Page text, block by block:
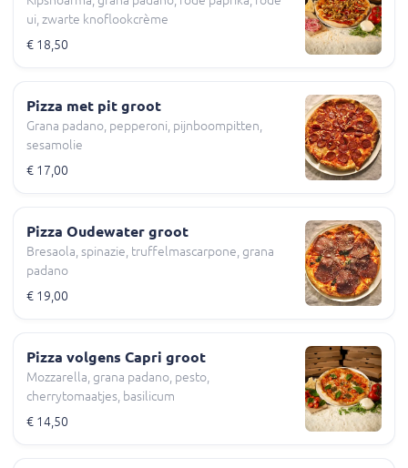
ui, zwarte knoflookcrème
€ 18,50
Pizza met pit groot
Grana padano, pepperoni, pijnboompitten,
sesamolie
€ 17,00
Pizza Oudewater groot
Bresaola, spinazie, truffelmascarpone, grana
padano
€ 19,00
Pizza volgens Capri groot
Mozzarella, grana padano, pesto,
cherrytomaatjes, basilicum
€ 14,50